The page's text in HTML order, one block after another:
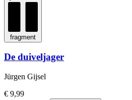
fragment
De duiveljager
Jürgen Gijsel
€ 9,99